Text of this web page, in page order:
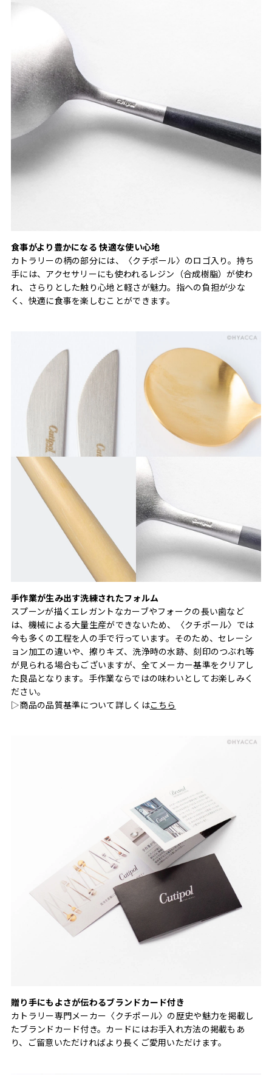
食事がより豊かになる 快適な使い心地
カトラリーの柄の部分には、〈クチポール〉のロゴ入り。持ち
手には、アクセサリーにも使われるレジン（合成樹脂）が使わ
れ、さらりとした触り心地と軽さが魅力。指への負担が少な
く、快適に食事を楽しむことができます。
手作業が生み出す洗練されたフォルム
スプーンが描くエレガントなカーブやフォークの長い歯など
は、機械による大量生産ができないため、〈クチポール〉では
今も多くの工程を人の手で行っています。そのため、セレーシ
ョン加工の違いや、擦りキズ、洗浄時の水跡、刻印のつぶれ等
が見られる場合もございますが、全てメーカー基準をクリアし
た良品となります。手作業ならではの味わいとしてお楽しみく
ださい。
▷商品の品質基準について詳しくはこちら
贈り手にもよさが伝わるブランドカード付き
カトラリー専門メーカー〈クチポール〉の歴史や魅力を掲載し
たブランドカード付き。カードにはお手入れ方法の掲載もあ
り、ご留意いただければより長くご愛用いただけます。